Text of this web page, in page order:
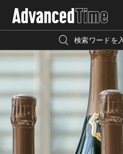
CATEGORY
FASHION
BEAUTY
AdvancedClub
『AdvancedTime』は、自由でし
な大人達におくる、スペシャルイ
高感度なファッション、カルチ
人気の検索キーワード
宿泊
美白